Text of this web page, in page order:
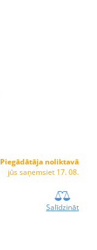
Piegādātāja noliktavā
jūs saņemsiet 17. 08.
Salīdzināt